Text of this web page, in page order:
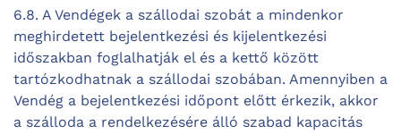
6.8. A Vendégek a szállodai szobát a mindenkor
meghirdetett bejelentkezési és kijelentkezési
időszakban foglalhatják el és a kettő között
tartózkodhatnak a szállodai szobában. Amennyiben a
Vendég a bejelentkezési időpont előtt érkezik, akkor
a szálloda a rendelkezésére álló szabad kapacitás